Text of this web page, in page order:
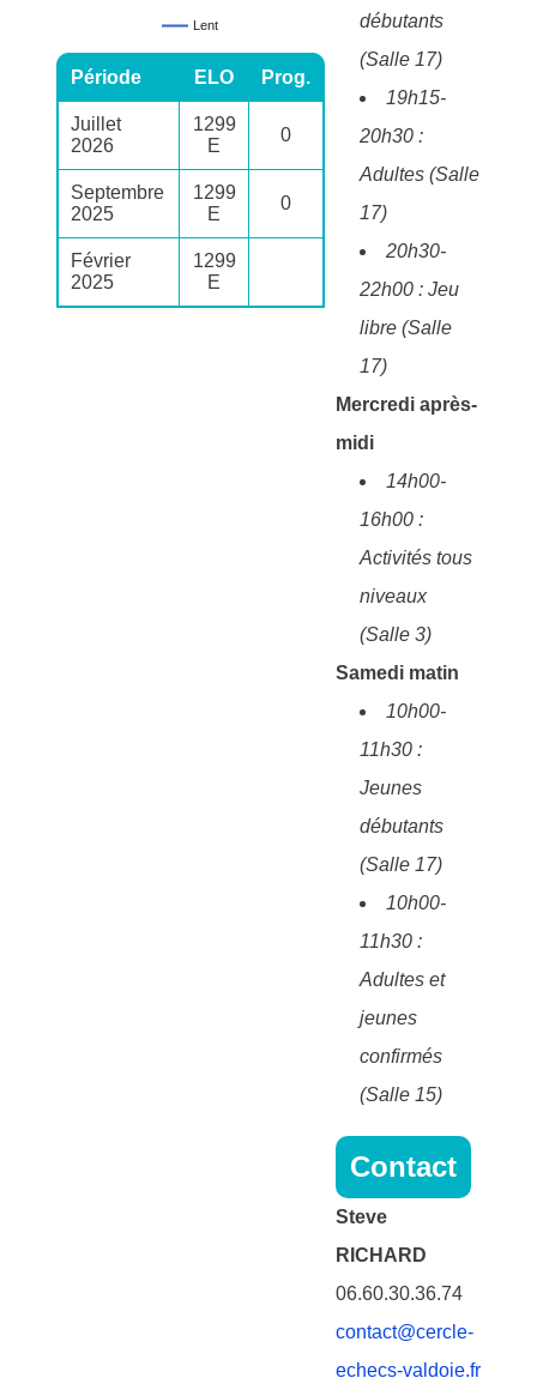
Lent
Période ELO Prog.
Juillet
2026
1299
E
0
Septembre
2025
1299
E
0
Février
2025
1299
E
débutants
(Salle 17)
19h15-
20h30 :
Adultes (Salle
17)
20h30-
22h00 : Jeu
libre (Salle
17)
Mercredi après-
midi
14h00-
16h00 :
Activités tous
niveaux
(Salle 3)
Samedi matin
10h00-
11h30 :
Jeunes
débutants
(Salle 17)
10h00-
11h30 :
Adultes et
jeunes
confirmés
(Salle 15)
Contact
Steve
RICHARD
06.60.30.36.74
contact@cercle-
echecs-valdoie.fr